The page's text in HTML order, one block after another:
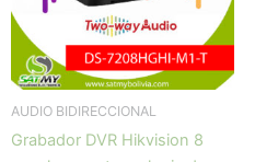
AUDIO BIDIRECCIONAL
Grabador DVR Hikvision 8